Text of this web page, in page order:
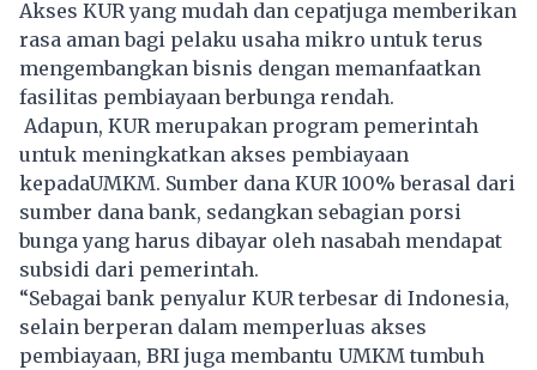
Akses KUR yang mudah dan cepatjuga memberikan
rasa aman bagi pelaku usaha mikro untuk terus
mengembangkan bisnis dengan memanfaatkan
fasilitas pembiayaan berbunga rendah.
Adapun, KUR merupakan program pemerintah
untuk meningkatkan akses pembiayaan
kepadaUMKM. Sumber dana KUR 100% berasal dari
sumber dana bank, sedangkan sebagian porsi
bunga yang harus dibayar oleh nasabah mendapat
subsidi dari pemerintah.
“Sebagai bank penyalur KUR terbesar di Indonesia,
selain berperan dalam memperluas akses
pembiayaan, BRI juga membantu UMKM tumbuh